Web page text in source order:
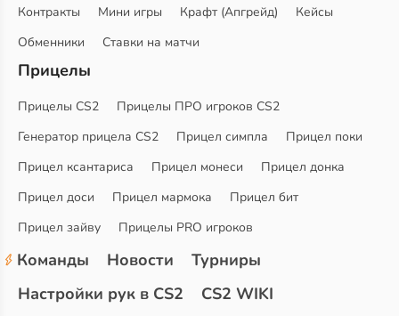
Контракты
Мини игры Крафт (Апгрейд)
Кейсы
Обменники
Ставки на матчи
Прицелы
Прицелы CS2
Прицелы ПРО игроков CS2
Генератор прицела CS2
Прицел симпла
Прицел поки
Прицел ксантариса
Прицел монеси
Прицел донка
Прицел доси
Прицел мармока
Прицел бит
Прицел зайву
Прицелы PRO игроков
Команды Новости
Турниры
Настройки рук в CS2
CS2 WIKI